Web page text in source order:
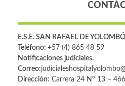
E.S.E. SAN RAFAEL DE YOLOMBÓ
Teléfono: +57 (4) 865 48 59
Notificaciones judiciales.
Correo:
Dirección: Carrera 24 Nº 13 – 466